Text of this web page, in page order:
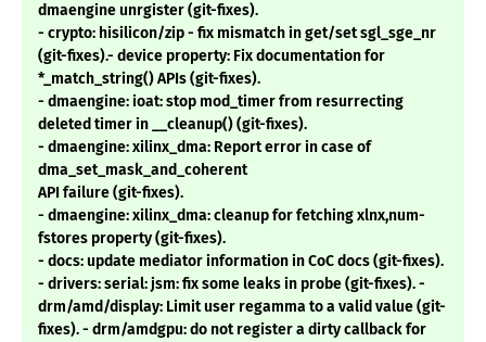
dmaengine unrgister (git-fixes).
- crypto: hisilicon/zip - fix mismatch in get/set sgl_sge_nr
(git-fixes).- device property: Fix documentation for
*_match_string() APIs (git-fixes).
- dmaengine: ioat: stop mod_timer from resurrecting
deleted timer in __cleanup() (git-fixes).
- dmaengine: xilinx_dma: Report error in case of
dma_set_mask_and_coherent
API failure (git-fixes).
- dmaengine: xilinx_dma: cleanup for fetching xlnx,num-
fstores property (git-fixes).
- docs: update mediator information in CoC docs (git-fixes).
- drivers: serial: jsm: fix some leaks in probe (git-fixes). -
drm/amd/display: Limit user regamma to a valid value (git-
fixes). - drm/amdgpu: do not register a dirty callback for